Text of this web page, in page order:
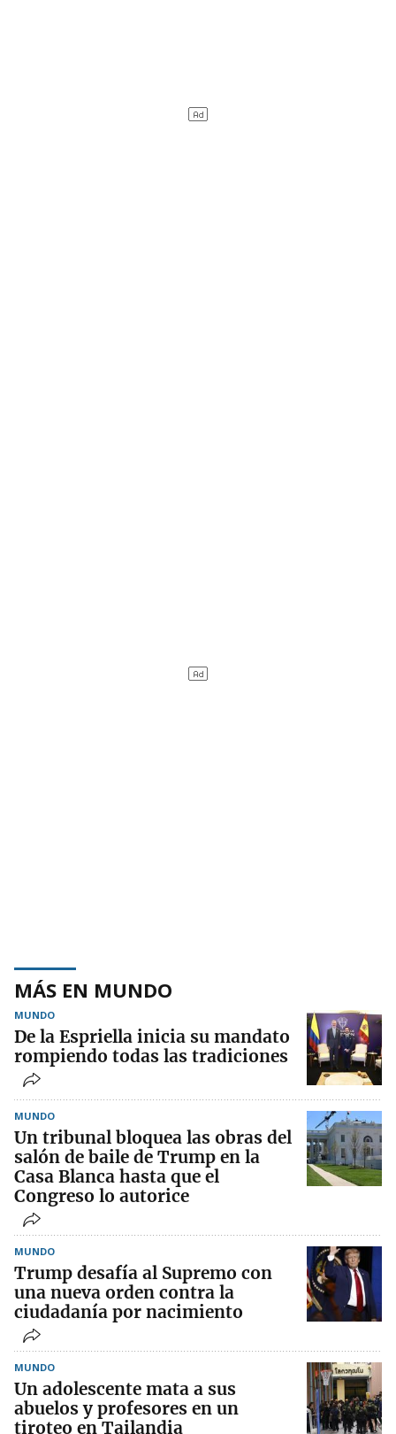
MÁS EN MUNDO
MUNDO
De la Espriella inicia su mandato
rompiendo todas las tradiciones
MUNDO
Un tribunal bloquea las obras del
salón de baile de Trump en la
Casa Blanca hasta que el
Congreso lo autorice
MUNDO
Trump desafía al Supremo con
una nueva orden contra la
ciudadanía por nacimiento
MUNDO
Un adolescente mata a sus
abuelos y profesores en un
tiroteo en Tailandia